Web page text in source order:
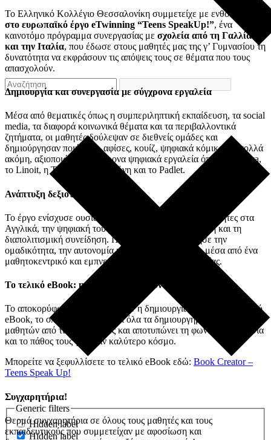
Generic filters
Hidden label
Hidden label
Το Ελληνικό Κολλέγιο Θεσσαλονίκη συμμετείχε με ενθουσιασμό
στο ευρωπαϊκό έργο eTwinning “Teens SpeakUp!”, ένα
καινοτόμο πρόγραμμα συνεργασίας με σχολεία από τη Γαλλία
και την Ιταλία, που έδωσε στους μαθητές μας της γ’ Γυμνασίου τη
δυνατότητα να εκφράσουν τις απόψεις τους σε θέματα που τους
απασχολούν.
Δημιουργία και συνεργασία με σύγχρονα εργαλεία
Μέσα από θεματικές όπως η συμπεριληπτική εκπαίδευση, τα social
media, τα διαφορά κοινωνικά θέματα και τα περιβαλλοντικά
ζητήματα, οι μαθητές δούλεψαν σε διεθνείς ομάδες και
δημιούργησαν ποιήματα, αφίσες, κουίζ, ψηφιακά κόμικς και πολλά
ακόμη, αξιοποιώντας σύγχρονα ψηφιακά εργαλεία όπως το Canva,
το Linoit, η Τεχνητή Νοημοσύνη και το Padlet.
Ανάπτυξη δεξιοτήτων και αξιών
Το έργο ενίσχυσε ουσιαστικά τις γλωσσικές τους δεξιότητες στα
Αγγλικά, την ψηφιακή τους παιδεία, την κριτική σκέψη και τη
διαπολιτισμική συνείδηση. Παράλληλα, καλλιέργησε την
ομαδικότητα, την αυτονομία και την υπευθυνότητα, μέσα από ένα
μαθητοκεντρικό και εμπνευσμένο πλαίσιο συνεργασίας.
Το τελικό eBook: η φωνή των εφήβων
Το αποκορύφωμα του έργου ήταν η δημιουργία ενός διαδραστικού
eBook, το οποίο συγκεντρώνει όλα τα δημιουργήματα των
μαθητών από τις τρεις χώρες και αποτυπώνει τη φωνή, τη φαντασία
και το πάθος τους για έναν καλύτερο κόσμο.
Μπορείτε να ξεφυλλίσετε το τελικό eBook εδώ: Book Creator –
Teens Speak Up!
Συγχαρητήρια!
Θερμά συγχαρητήρια σε όλους τους μαθητές και τους
εκπαιδευτικούς που συμμετείχαν με αφοσίωση και